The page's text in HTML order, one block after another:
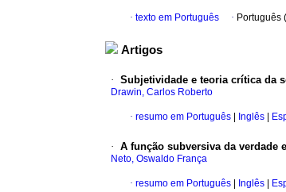
· texto em Português · Português (
Artigos
· Subjetividade e teoria crítica da
Drawin, Carlos Roberto
· resumo em Português Inglês
· A função subversiva da verdade
Neto, Oswaldo França
· resumo em Português Inglês